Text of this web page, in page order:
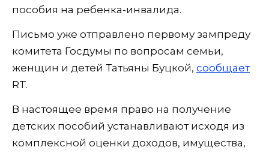
пособия на ребенка-инвалида.
Письмо уже отправлено первому зампреду
комитета Госдумы по вопросам семьи,
женщин и детей Татьяны Буцкой, сообщает
RT.
В настоящее время право на получение
детских пособий устанавливают исходя из
комплексной оценки доходов, имущества,